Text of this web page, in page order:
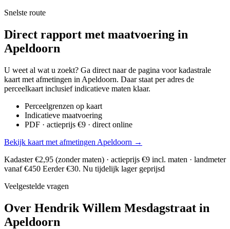
Snelste route
Direct rapport met maatvoering in
Apeldoorn
U weet al wat u zoekt? Ga direct naar de pagina voor kadastrale
kaart met afmetingen in Apeldoorn. Daar staat per adres de
perceelkaart inclusief indicatieve maten klaar.
Perceelgrenzen op kaart
Indicatieve maatvoering
PDF · actieprijs €9 · direct online
Bekijk kaart met afmetingen Apeldoorn →
Kadaster €2,95 (zonder maten) · actieprijs €9 incl. maten · landmeter
vanaf €450 Eerder €30. Nu tijdelijk lager geprijsd
Veelgestelde vragen
Over Hendrik Willem Mesdagstraat in
Apeldoorn